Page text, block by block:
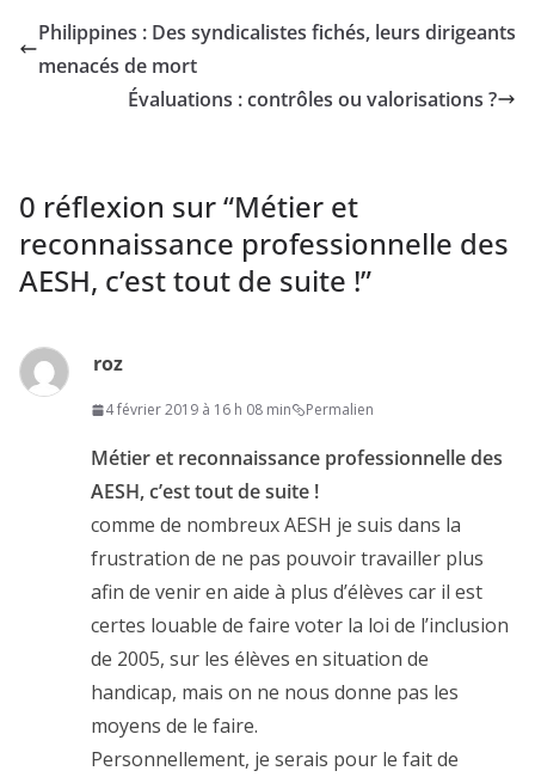
Philippines : Des syndicalistes fichés, leurs dirigeants
menacés de mort
Évaluations : contrôles ou valorisations ?
0 réflexion sur “Métier et
reconnaissance professionnelle des
AESH, c’est tout de suite !”
roz
4 février 2019 à 16 h 08 min Permalien
Métier et reconnaissance professionnelle des
AESH, c’est tout de suite !
comme de nombreux AESH je suis dans la
frustration de ne pas pouvoir travailler plus
afin de venir en aide à plus d’élèves car il est
certes louable de faire voter la loi de l’inclusion
de 2005, sur les élèves en situation de
handicap, mais on ne nous donne pas les
moyens de le faire.
Personnellement, je serais pour le fait de